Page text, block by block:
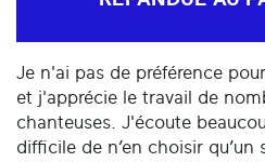
Je n'ai pas de préférence
et j'apprécie le travail de
chanteuses. J'écoute
difficile de n’en choisir qu’un